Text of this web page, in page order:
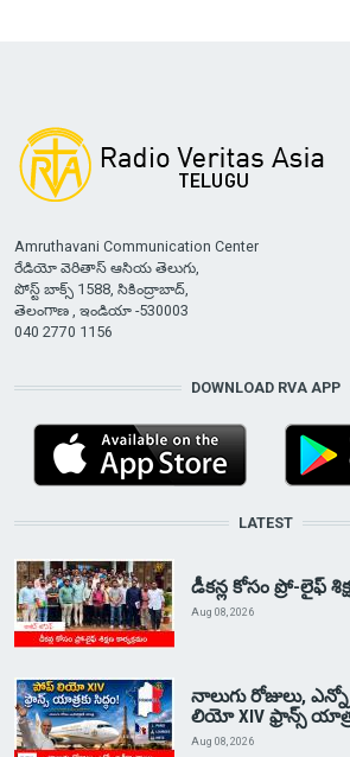
Amruthavani Communication Center
రేడియో వెరితాస్ ఆసియ తెలుగు,
పోస్ట్ బాక్స్ 1588, సికింద్రాబాద్,
తెలంగాణ , ఇండియా -530003
040 2770 1156
DOWNLOAD RVA APP
LATEST
డీకన్ల కోసం ప్రో-లైఫ్
Aug 08, 2026
నాలుగు రోజులు,
లియో XIV ఫ్రాన్స్
Aug 08, 2026